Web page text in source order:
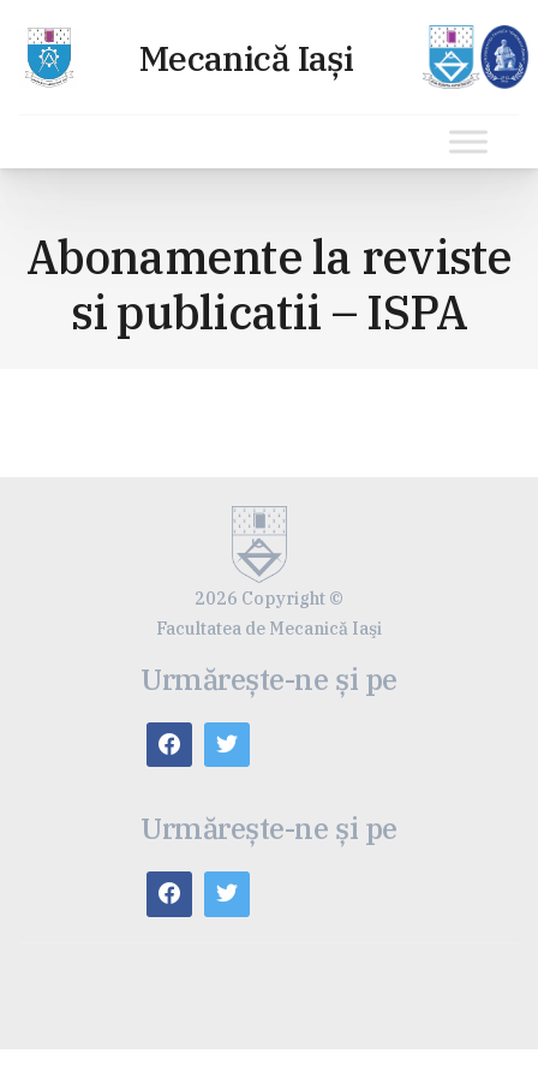
conținut
Abonamente la reviste
si publicatii – ISPA
2026 Copyright ©
Facultatea de Mecanică Iaşi
Urmărește-ne și pe
Urmărește-ne și pe